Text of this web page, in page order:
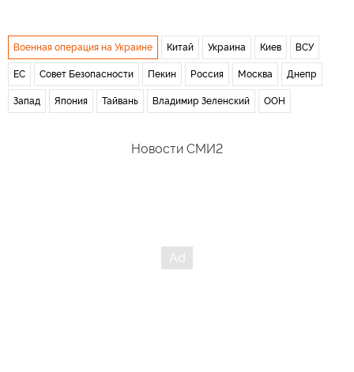
Военная операция на Украине Китай Украина Киев ВСУ
ЕС Совет Безопасности Пекин Россия Москва Днепр
Запад Япония Тайвань Владимир Зеленский ООН
Новости СМИ2